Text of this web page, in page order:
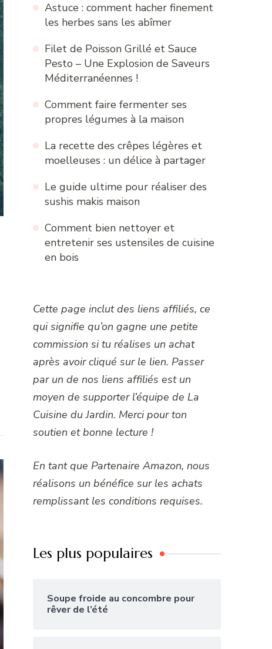
Astuce : comment hacher finement
les herbes sans les abîmer
Filet de Poisson Grillé et Sauce
Pesto – Une Explosion de Saveurs
Méditerranéennes !
Comment faire fermenter ses
propres légumes à la maison
La recette des crêpes légères et
moelleuses : un délice à partager
Le guide ultime pour réaliser des
sushis makis maison
Comment bien nettoyer et
entretenir ses ustensiles de cuisine
en bois
Cette page inclut des liens affiliés, ce
qui signifie qu’on gagne une petite
commission si tu réalises un achat
après avoir cliqué sur le lien. Passer
par un de nos liens affiliés est un
moyen de supporter l’équipe de La
Cuisine du Jardin. Merci pour ton
soutien et bonne lecture !
En tant que Partenaire Amazon, nous
réalisons un bénéfice sur les achats
remplissant les conditions requises.
Les plus populaires
Soupe froide au concombre pour
rêver de l’été